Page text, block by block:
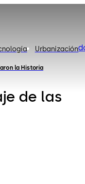
Urbanización
la Historia
de las